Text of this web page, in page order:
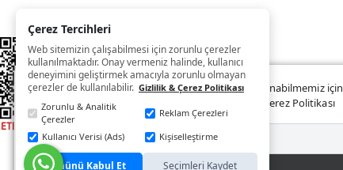
Web sitemizde size daha iyi ve kaliteli hizmet sunabilmemiz için
çerezler kullanılmaktadır. Detaylar:
Gizlilik ve Çerez Politikası
Reddet
Çerez Tercihleri
Web sitemizin çalışabilmesi için zorunlu çerezler
kullanılmaktadır. Onay vermeniz halinde, kullanıcı
deneyimini geliştirmek amacıyla zorunlu olmayan
çerezler de kullanılabilir. Gizlilik & Çerez Politikası
Zorunlu & Analitik
Çerezler
Reklam Çerezleri
Kullanıcı Verisi (Ads)
Kişiselleştirme
Tümünü Kabul Et Seçimleri Kaydet